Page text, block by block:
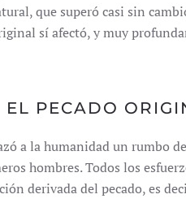
que superó casi sin
sí afectó, y muy
EL PECADO
a la humanidad un rumbo
hombres. Todos los
derivada del pecado, es